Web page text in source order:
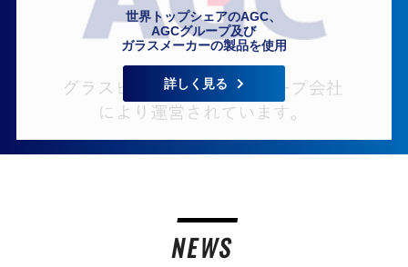
世界トップシェアのAGC、
AGCグループ及び
ガラスメーカーの製品を使用
詳しく見る
NEWS